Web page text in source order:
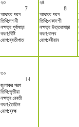
২৩
7
আধারর পরগ
তিথি:দশমী
নক্ষত্র:পূর্বাষাঢ়া
করণ:বিষ্টি
যোগ:ব্যতীপাত
২৪
8
আধারর পরগ
তিথি:একাদশী
নক্ষত্র:উত্তরাষাঢ়া
করণ:বালব
যোগ:বরীয়ান
৩০
14
জুলাকর পরগ
তিথি:তৃতীয়া
নক্ষত্র:রেবতী
করণ:তৈতিল
যোগ:ব্রহ্ম